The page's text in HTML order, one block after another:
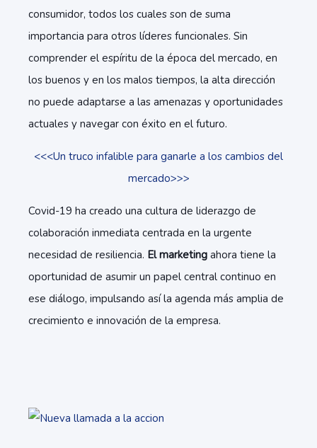
consumidor, todos los cuales son de suma
importancia para otros líderes funcionales. Sin
comprender el espíritu de la época del mercado, en
los buenos y en los malos tiempos, la alta dirección
no puede adaptarse a las amenazas y oportunidades
actuales y navegar con éxito en el futuro.
<<<Un truco infalible para ganarle a los cambios del
mercado>>>
Covid-19 ha creado una cultura de liderazgo de
colaboración inmediata centrada en la urgente
necesidad de resiliencia. El marketing ahora tiene la
oportunidad de asumir un papel central continuo en
ese diálogo, impulsando así la agenda más amplia de
crecimiento e innovación de la empresa.